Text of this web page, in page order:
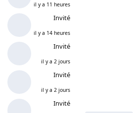
il y a 11 heures
Invité
il y a 14 heures
Invité
il y a 2 jours
Invité
il y a 2 jours
Invité